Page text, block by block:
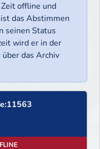
offline und
das Abstimmen
seinen Status
wird er in der
das Archiv